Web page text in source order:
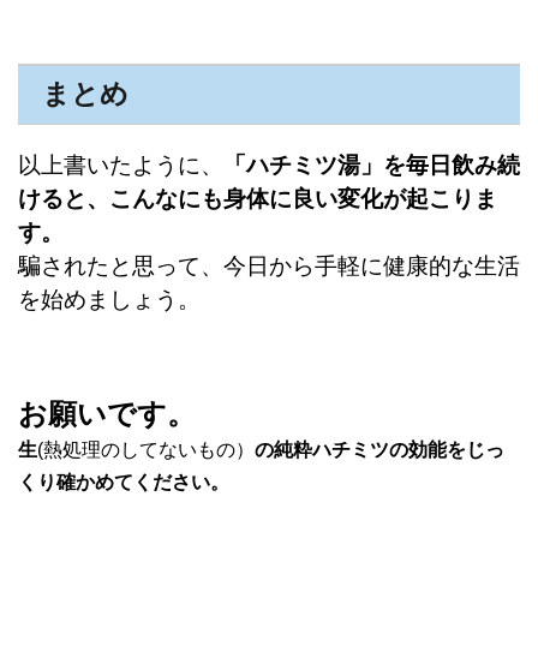
まとめ
以上書いたように、
「ハチミツ湯」を毎日飲み続
けると、 こんなにも身体に良い変化が起こりま
す。
騙されたと思って、今日から手軽に健康的な生活
を始めましょう。
お願いです。
生(熱処理のしてないもの） の純粋ハチミツの効能をじっ
くり確かめてください。